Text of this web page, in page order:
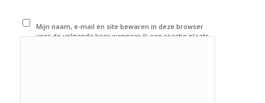
Mijn naam, e-mail en site bewaren in deze browser
voor de volgende keer wanneer ik een reactie plaats.